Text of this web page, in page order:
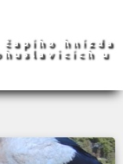
hnízda
u